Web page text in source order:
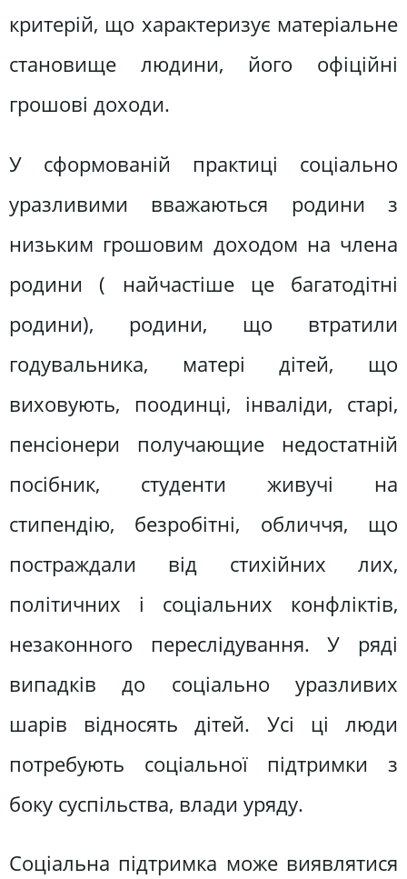
критерій, що характеризує матеріальне
становище людини, його офіційні
грошові доходи.
У сформованій практиці соціально
уразливими вважаються родини з
низьким грошовим доходом на члена
родини ( найчастіше це багатодітні
родини), родини, що втратили
годувальника, матері дітей, що
виховують, поодинці, інваліди, старі,
пенсіонери получающие недостатній
посібник, студенти живучі на
стипендію, безробітні, обличчя, що
постраждали від стихійних лих,
політичних і соціальних конфліктів,
незаконного переслідування. У ряді
випадків до соціально уразливих
шарів відносять дітей. Усі ці люди
потребують соціальної підтримки з
боку суспільства, влади уряду.
Соціальна підтримка може виявлятися